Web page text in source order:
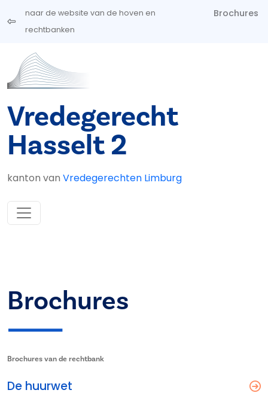
Overslaan en naar de inhoud gaan
naar de website van de hoven en
rechtbanken
Brochures
Vredegerecht
Hasselt 2
kanton van Vredegerechten Limburg
Brochures
Brochures van de rechtbank
De huurwet